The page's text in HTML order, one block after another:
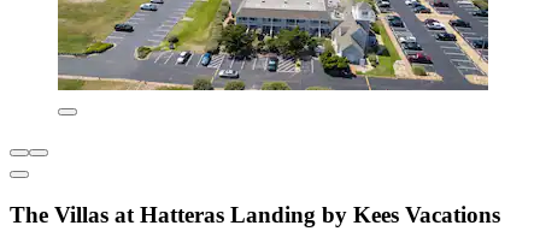
The Villas at Hatteras Landing by Kees Vacations